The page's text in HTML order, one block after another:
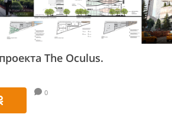
The Oculus.
0